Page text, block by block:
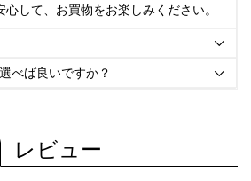
して、お買物をお楽しみください。

べば良いですか？ 
レビュー